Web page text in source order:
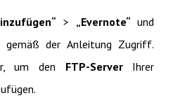
> „Evernote“und
gemäß der Anleitung Zugriff.
um den FTP-ServerIhrer